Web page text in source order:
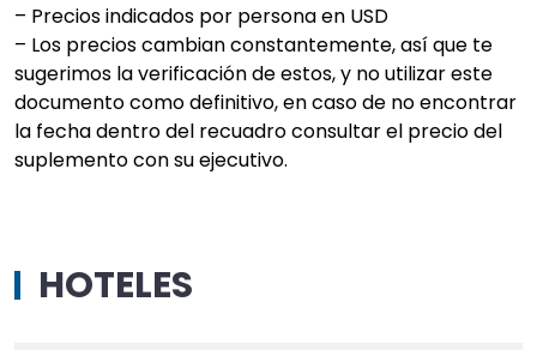
– Precios indicados por persona en USD
– Los precios cambian constantemente, así que te
sugerimos la verificación de estos, y no utilizar este
documento como definitivo, en caso de no encontrar
la fecha dentro del recuadro consultar el precio del
suplemento con su ejecutivo.
HOTELES